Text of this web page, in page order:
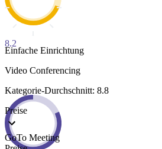
8.2
Einfache Einrichtung
Video Conferencing
Kategorie-Durchschnitt: 8.8
Preise
GoTo Meeting